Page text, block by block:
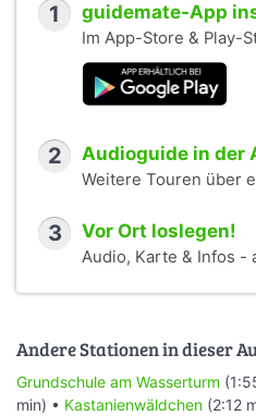
1 guidemate-App
Im App-Store & Play-
2 Audioguide in der
Weitere Touren über
3 Vor Ort loslegen!
Audio, Karte & Infos -
Andere Stationen in dieser
Grundschule am Wasserturm
min) • Kastanienwäldchen (2:12